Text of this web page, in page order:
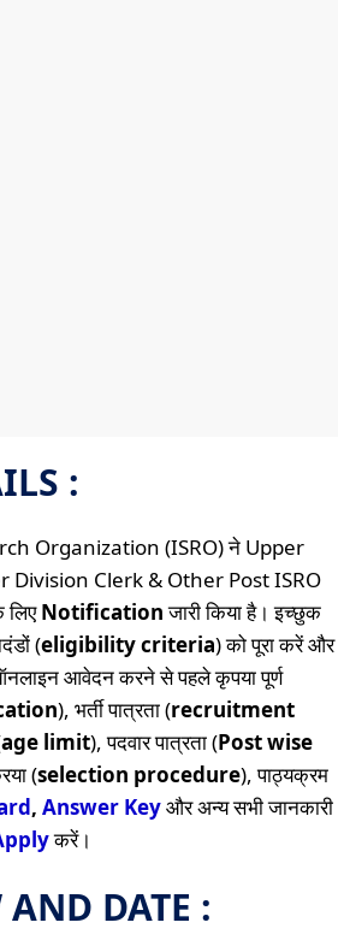
:
Organization (ISRO) ने Upper
Division Clerk & Other Post ISRO
Notificationजारी किया है। इच्छुक
(eligibility criteria) को पूरा करें और
आवेदन करने से पहले कृपया पूर्ण
), भर्ती पात्रता (recruitment
age limit), पदवार पात्रता (Post wise
(selection procedure), पाठ्यक्रम
, Answer Keyऔर अन्य सभी जानकारी
करें।
DATE :